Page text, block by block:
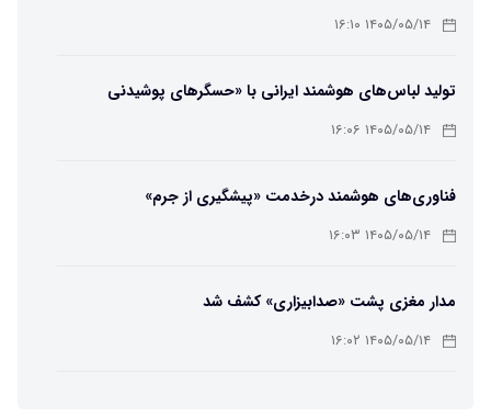
۱۴۰۵/۰۵/۱۴ ۱۶:۱۰
تولید لباس‌های هوشمند ایرانی با «حسگرهای پوشیدنی
کریگامی»
۱۴۰۵/۰۵/۱۴ ۱۶:۰۶
فناوری‌های هوشمند درخدمت «پیشگیری از جرم»
۱۴۰۵/۰۵/۱۴ ۱۶:۰۳
مدار مغزی پشت «صدابیزاری» کشف شد
۱۴۰۵/۰۵/۱۴ ۱۶:۰۲